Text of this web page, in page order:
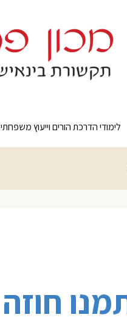
לימודי הדרכת הורים וייעוץ משפחתי
חוזה